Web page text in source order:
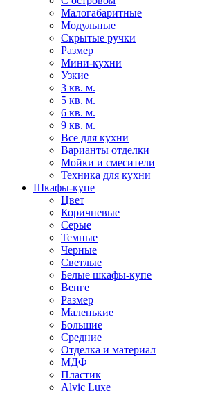
Малогабаритные
Модульные
Скрытые ручки
Размер
Мини-кухни
Узкие
3 кв. м.
5 кв. м.
6 кв. м.
9 кв. м.
Все для кухни
Варианты отделки
Мойки и смесители
Техника для кухни
Шкафы-купе
Цвет
Коричневые
Серые
Темные
Черные
Светлые
Белые шкафы-купе
Венге
Размер
Маленькие
Большие
Средние
Отделка и материал
МДФ
Пластик
Alvic Luxe